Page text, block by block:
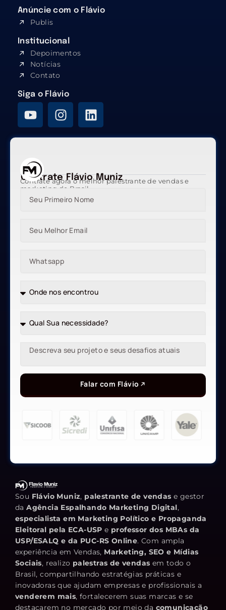
Anúncie com o Flávio
Publis
Institucional
Depoimentos
Notícias
Contato
Siga o Flávio
Contrate Flávio Muniz
Contrate agora o melhor palestrante de vendas e
marketing do Brasil
Falar com Flávio
Sou Flávio Muniz, palestrante de vendas e gestor
daAgência Espalhando Marketing Digital,
especialista em Marketing Político e Propaganda
Eleitoral pela ECA-USP e professor dos MBAs da
USP/ESALQ e da PUC-RS Online. Com ampla
experiência em Vendas, Marketing, SEO e Mídias
Sociais, realizo palestras de vendas em todo o
Brasil, compartilhando estratégias práticas e
inovadoras que ajudam empresas e profissionais a
venderem mais, fortalecerem suas marcas e se
destacarem no mercado por meio da comunicação